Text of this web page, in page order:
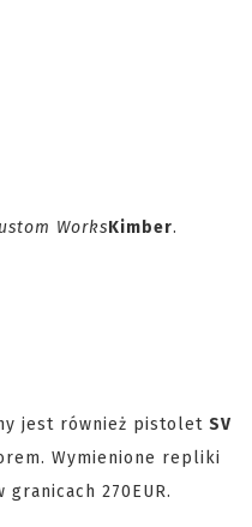
WorksKimber.
jest również pistolet SV
Wymienione repliki
270EUR.